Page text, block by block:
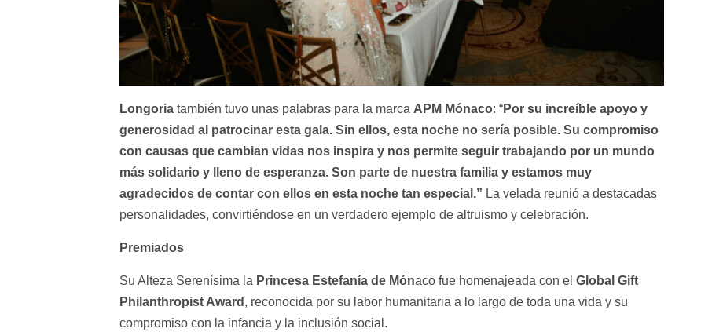
Longoriatambién tuvo unas palabras para la marca APM Mónaco: “Por su increíble apoyo y
generosidad al patrocinar esta gala. Sin ellos, esta noche no sería posible. Su compromiso
con causas que cambian vidas nos inspira y nos permite seguir trabajando por un mundo
más solidario y lleno de esperanza. Son parte de nuestra familia y estamos muy
agradecidos de contar con ellos en esta noche tan especial.” La velada reunió a destacadas
personalidades, convirtiéndose en un verdadero ejemplo de altruismo y celebración.
Premiados
Su Alteza Serenísima la Princesa Estefanía de Mónaco fue homenajeada con el Global Gift
Philanthropist Award , reconocida por su labor humanitaria a lo largo de toda una vida y su
compromiso con la infancia y la inclusión social.